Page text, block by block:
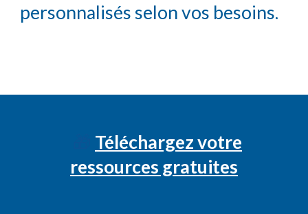
personnalisés selon vos besoins.
Téléchargez votre
ressources gratuites